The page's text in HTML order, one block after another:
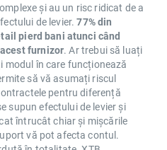
și au un risc ridicat de a
de levier.77% din
pierd bani atunci când
furnizor. Ar trebui să luați
modul în care funcționează
să vă asumați riscul
pentru diferență
supun efectului de levier și
întrucât chiar și mișcările
vă pot afecta contul.